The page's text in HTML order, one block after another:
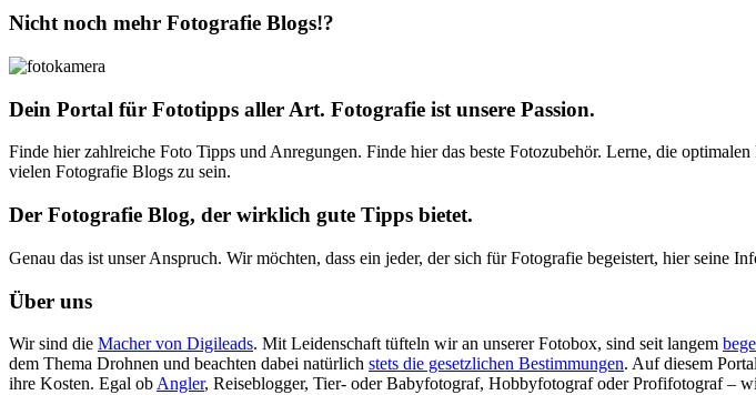
Nicht noch mehr Fotografie Blogs!?
Dein Portal für Fototipps aller Art. Fotografie ist unsere Passion.
Finde hier zahlreiche Foto Tipps und Anregungen. Finde hier das beste Fotozubehör. Lerne, die
vielen Fotografie Blogs zu sein.
Der Fotografie Blog, der wirklich gute Tipps bietet.
Genau das ist unser Anspruch. Wir möchten, dass ein jeder, der sich für Fotografie begeistert, hier seine
Über uns
Wir sind die Macher von Digileads. Mit Leidenschaft tüfteln wir an unserer Fotobox, sind seit langem
dem Thema Drohnen und beachten dabei natürlich stets die gesetzlichen Bestimmungen. Auf diesem
ihre Kosten. Egal ob Angler, Reiseblogger, Tier- oder Babyfotograf, Hobbyfotograf oder Profifotograf –